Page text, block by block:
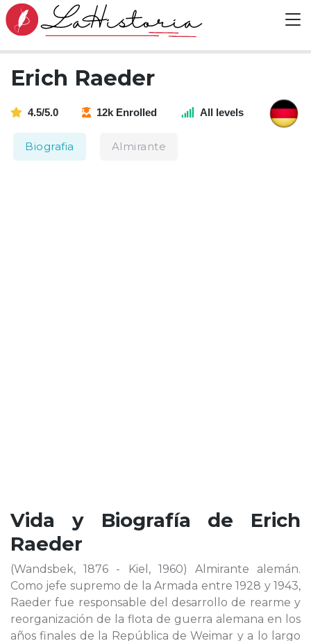
Erich Raeder
4.5/5.0 12k Enrolled All levels
Biografia Almirante
Vida y Biografía de Erich
Raeder
(Wandsbek, 1876 - Kiel, 1960) Almirante alemán.
Como jefe supremo de la Armada entre 1928 y 1943,
Raeder fue responsable del desarrollo de rearme y
reorganización de la flota de guerra alemana en los
años finales de la República de Weimar y a lo largo